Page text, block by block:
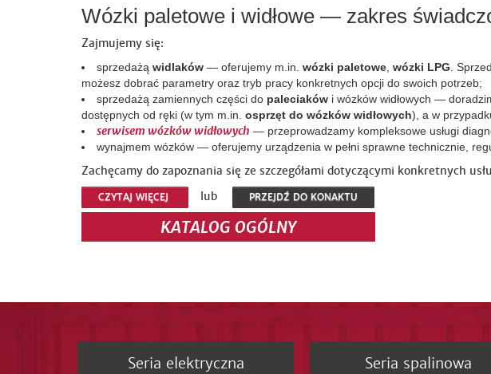
Wózki paletowe i widłowe — zakres
Zajmujemy się:
sprzedażą widlaków — oferujemy m.in. wózki paletowe wózki LPG .
możesz dobrać parametry oraz tryb pracy konkretnych opcji do swoich potrzeb;
sprzedażą zamiennych części do paleciaków i wózków widłowych —
dostępnych od ręki (w tym m.in. osprzęt do wózków widłowych), a w
serwisem wózków widłowych — przeprowadzamy kompleksowe usługi
wynajmem wózków — oferujemy urządzenia w pełni sprawne technicznie,
Zachęcamy do zapoznania się ze szczegółami dotyczącymi konkretnych
CZYTAJ WIĘCEJ lub PRZEJDŹ DO KONAKTU
KATALOG OGÓLNY
Seria elektryczna Seria spalinowa